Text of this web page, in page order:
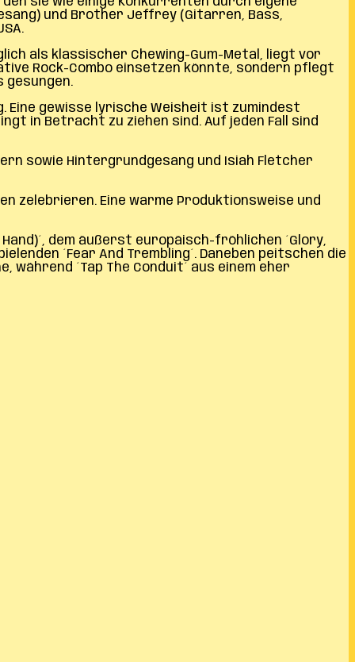
und Brother Jeffrey (Gitarren, Bass,
als klassischer Chewing-Gum-Metal, liegt vor
Rock-Combo einsetzen könnte, sondern pflegt
gesungen.
gewisse lyrische Weisheit ist zumindest
in Betracht zu ziehen sind. Auf jeden Fall sind
sowie Hintergrundgesang und Isiah Fletcher
zelebrieren. Eine warme Produktionsweise und
dem äußerst europäisch-fröhlichen ´Glory,
´Fear And Trembling´. Daneben peitschen die
während ´Tap The Conduit´ aus einem eher